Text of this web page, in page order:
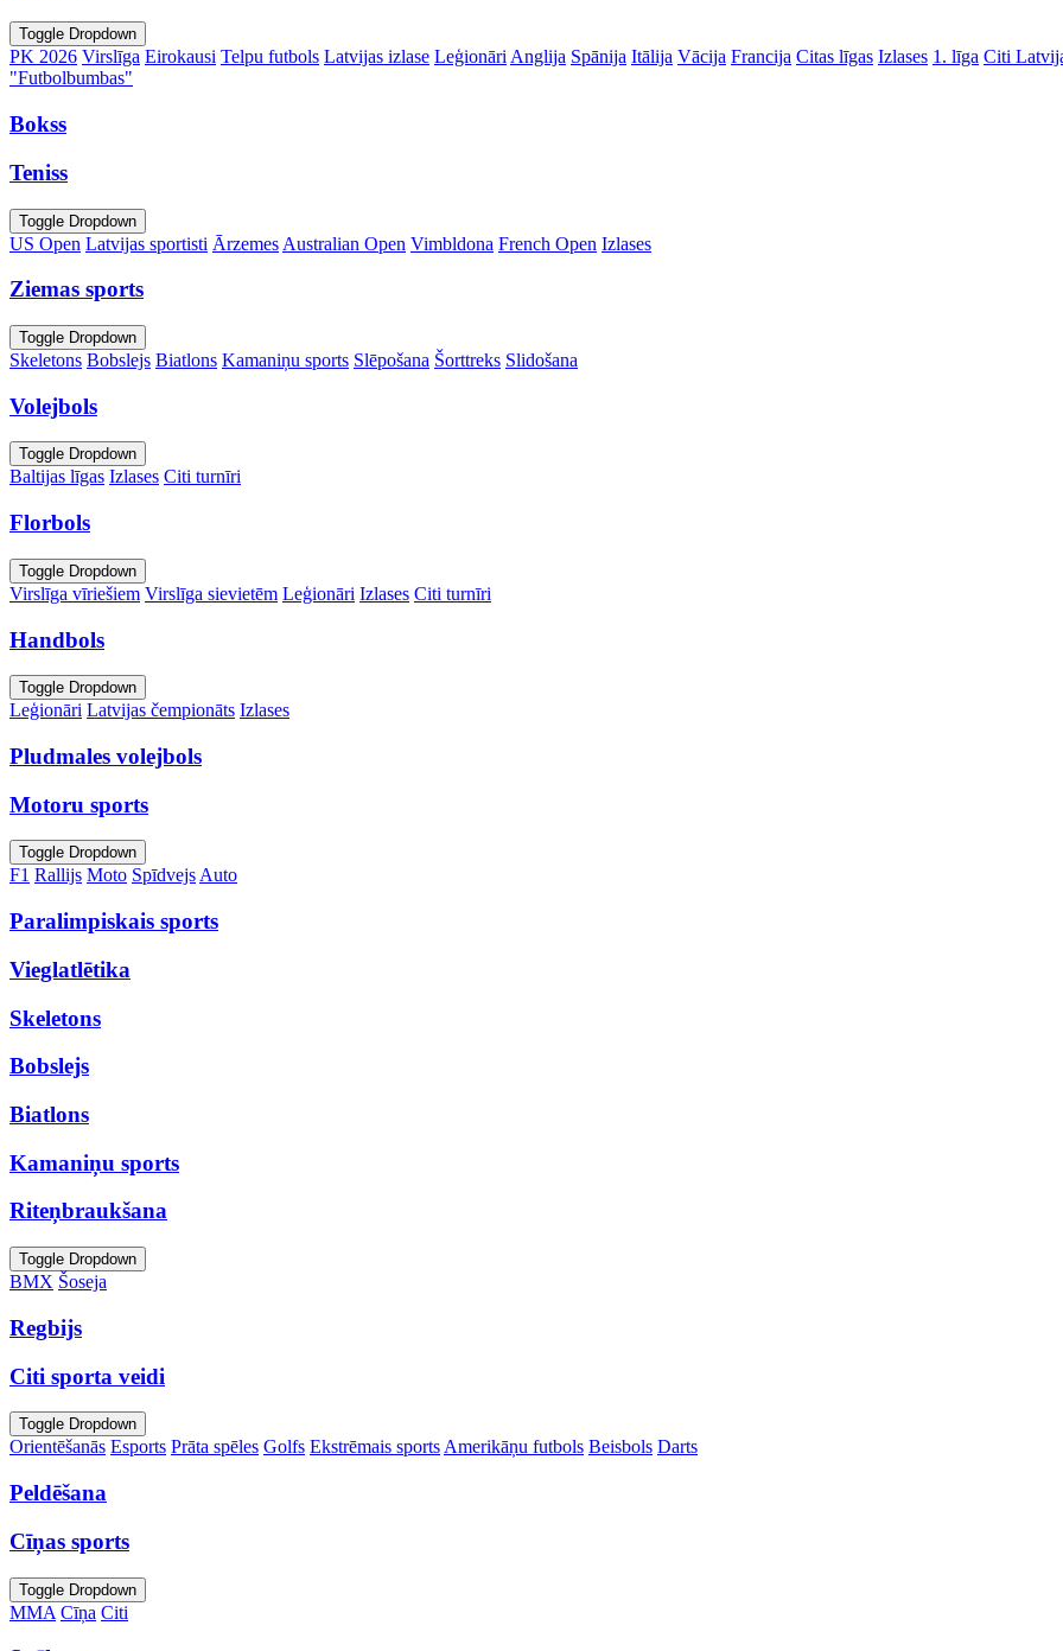
Toggle Dropdown
PK 2026 Virslīga Eirokausi Telpu futbols Latvijas izlase Leģionāri Anglija Spānija Itālija Vācija Francija Citas līgas Izlases 1. līga Citi
"Futbolbumbas"
Bokss
Teniss
Toggle Dropdown
US Open Latvijas sportisti Ārzemes Australian Open Vimbldona French Open Izlases
Ziemas sports
Toggle Dropdown
Skeletons Bobslejs Biatlons Kamaniņu sports Slēpošana Šorttreks Slidošana
Volejbols
Toggle Dropdown
Baltijas līgas Izlases Citi turnīri
Florbols
Toggle Dropdown
Virslīga vīriešiem Virslīga sievietēm Leģionāri Izlases Citi turnīri
Handbols
Toggle Dropdown
Leģionāri Latvijas čempionāts Izlases
Pludmales volejbols
Motoru sports
Toggle Dropdown
F1 Rallijs Moto SpīdvejsAuto
Paralimpiskais sports
Vieglatlētika
Skeletons
Bobslejs
Biatlons
Kamaniņu sports
Riteņbraukšana
Toggle Dropdown
BMX Šoseja
Regbijs
Citi sporta veidi
Toggle Dropdown
Orientēšanās Esports Prāta spēles Golfs Ekstrēmais sports Amerikāņu futbols Beisbols Darts
Peldēšana
Cīņas sports
Toggle Dropdown
MMA Cīņa Citi